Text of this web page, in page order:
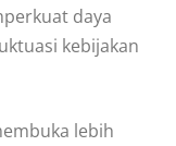
daya
kebijakan
lebih